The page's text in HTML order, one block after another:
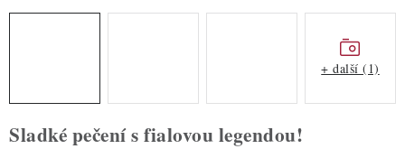
NOVÉ ZBOŽÍ
Nepřevzetí zásilky na dobírku
Obchodní podmínky
Hodnocení obchodu
Blog
Moje objednávka
Sladké pečení s fialovou legendou!
+ další (1)